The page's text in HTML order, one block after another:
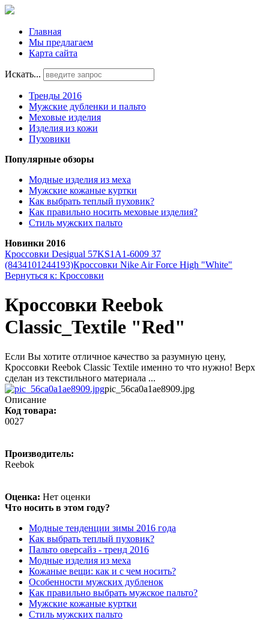
Главная
Мы предлагаем
Карта сайта
Искать...
Тренды 2016
Мужские дубленки и пальто
Меховые изделия
Изделия из кожи
Пуховики
Популярные обзоры
Модные изделия из меха
Мужские кожаные куртки
Как выбрать теплый пуховик?
Как правильно носить меховые изделия?
Стиль мужских пальто
Новинки 2016
Кроссовки Desigual 57KS1A1-6009 37
(8434101244193)Кроссовки Nike Air Force High "White"
Вернуться к: Кроссовки
Кроссовки Reebok
Classic_Textile "Red"
Если Вы хотите отличное качество за разумную цену,
Кроссовки Reebok Classic Textile именно то что нужно! Верх
сделан из текстильного материала ...
pic_56ca0a1ae8909.jpg
Описание
Код товара:
0027
Производитель:
Reebok
Оценка: Нет оценки
Что носить в этом году?
Модные тенденции зимы 2016 года
Как выбрать теплый пуховик?
Пальто оверсайз - тренд 2016
Модные изделия из меха
Кожаные вещи: как и с чем носить?
Особенности мужских дубленок
Как правильно выбрать мужское пальто?
Мужские кожаные куртки
Стиль мужских пальто